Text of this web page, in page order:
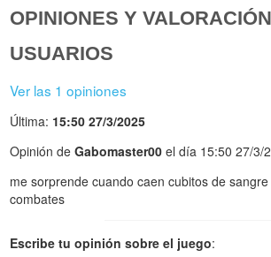
OPINIONES Y
USUARIOS
Ver las 1 opiniones
Última: 15:50 27/3/2025
Opinión deGabomaster00 el día 15:50 27/3/
me sorprende cuando caen cubitos de
combates
Escribe tu opinión sobre el juego: